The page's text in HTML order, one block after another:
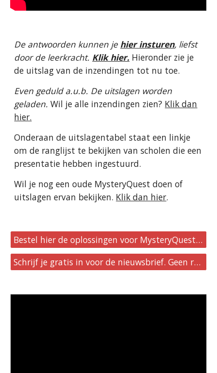
De antwoorden kunnen je hier insturen, liefst
door de leerkracht. Klik hier. Hieronder zie je
de uitslag van de inzendingen tot nu toe.
Even geduld a.u.b. De uitslagen worden
geladen.Wil je alle inzendingen zien? Klik dan
hier.
Onderaan de uitslagentabel staat een linkje
om de ranglijst te bekijken van scholen die een
presentatie hebben ingestuurd.
Wil je nog een oude MysteryQuest doen of
uitslagen ervan bekijken. Klik dan hier.
Bestel hier de oplossingen voor MysteryQuest 31 t/m 40.
Schrijf je gratis in voor de nieuwsbrief. Geen reclames, geen verplichtingen.